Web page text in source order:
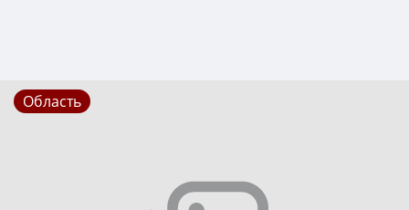
Область